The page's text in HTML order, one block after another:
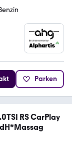
Parken
RS CarPlay